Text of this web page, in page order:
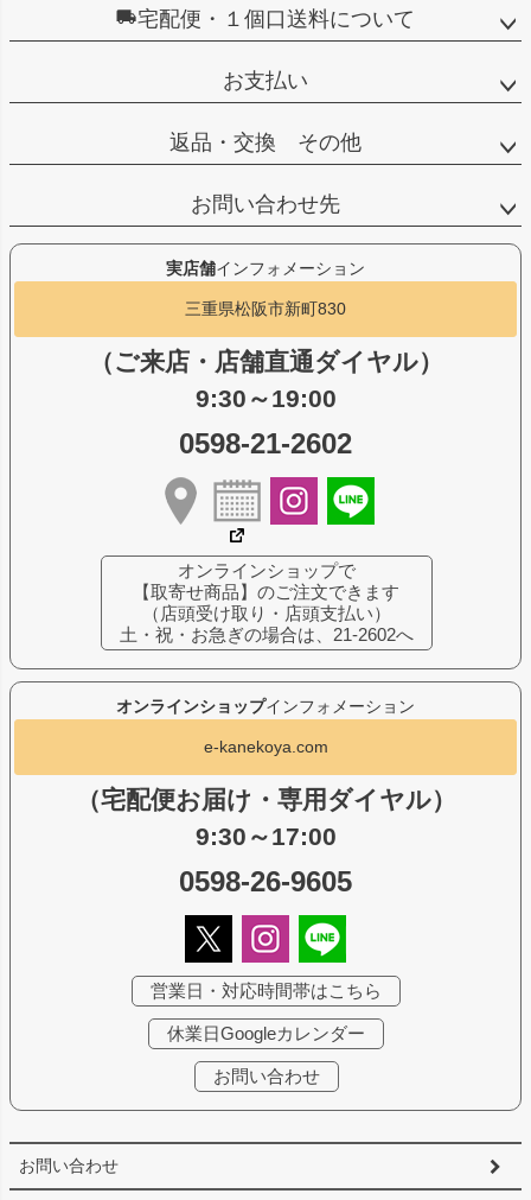
宅配便・１個口送料について
お支払い
返品・交換 その他
お問い合わせ先
お問い合わせ
オンラインショップインフォメーション
e-kanekoya.com
（宅配便お届け・専用ダイヤル）
9:30～17:00
0598-26-9605
営業日・対応時間帯はこちら
休業日Googleカレンダー
お問い合わせ
実店舗インフォメーション
三重県松阪市新町830
（ご来店・店舗直通ダイヤル）
9:30～19:00
0598-21-2602
オンラインショップで
【取寄せ商品】のご注文できます
（店頭受け取り・店頭支払い）
土・祝・お急ぎの場合は、21-2602へ